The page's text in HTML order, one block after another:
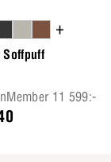
+
11 599:-